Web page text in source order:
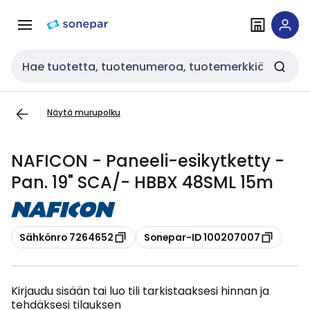
navigointiinsisältöön
Haku
Näytä murupolku
NAFICON - Paneeli-esikytketty -
Pan. 19" SCA/- HBBX 48SML 15m
Kopioi
Sähkönro 7264652 Kopioi
Sonepar-ID 100207007
Kirjaudu sisään tai luo tili tarkistaaksesi hinnan ja
tehdäksesi tilauksen